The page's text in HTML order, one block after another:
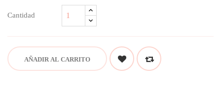
Cantidad
AÑADIR AL CARRITO